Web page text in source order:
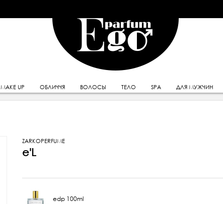
MAKE UP ОБЛИЧЧЯ ВОЛОСЫ ТЕЛО SPA ДЛЯ МУЖЧИН
ZARKOPERFUME
e'L
edp 100ml